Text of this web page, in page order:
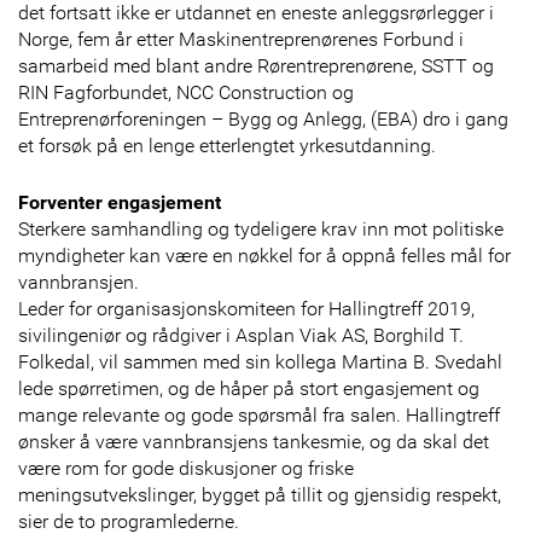
det fortsatt ikke er utdannet en eneste anleggsrørlegger i
Norge, fem år etter Maskinentreprenørenes Forbund i
samarbeid med blant andre Rørentreprenørene, SSTT og
RIN Fagforbundet, NCC Construction og
Entreprenørforeningen – Bygg og Anlegg, (EBA) dro i gang
et forsøk på en lenge etterlengtet yrkesutdanning.
Forventer engasjement
Sterkere samhandling og tydeligere krav inn mot politiske
myndigheter kan være en nøkkel for å oppnå felles mål for
vannbransjen.
Leder for organisasjonskomiteen for Hallingtreff 2019,
sivilingeniør og rådgiver i Asplan Viak AS, Borghild T.
Folkedal, vil sammen med sin kollega Martina B. Svedahl
lede spørretimen, og de håper på stort engasjement og
mange relevante og gode spørsmål fra salen. Hallingtreff
ønsker å være vannbransjens tankesmie, og da skal det
være rom for gode diskusjoner og friske
meningsutvekslinger, bygget på tillit og gjensidig respekt,
sier de to programlederne.